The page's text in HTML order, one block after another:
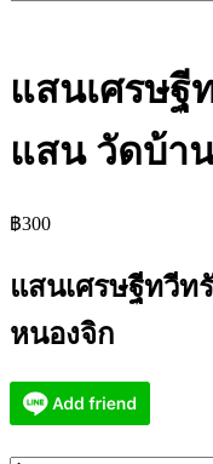
แสนเศรษฐี
แสน วัดบ้า
฿300
แสนเศรษฐีทวีท
หนองจิก